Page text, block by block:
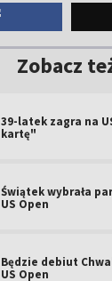
Zobacz
39-latek zagra na
kartę"
Świątek wybrała
US Open
Będzie debiut
US Open